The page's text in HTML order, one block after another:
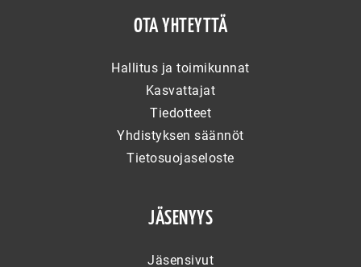
OTA YHTEYTTÄ
Hallitus ja toimikunnat
Kasvattajat
Tiedotteet
Yhdistyksen säännöt
Tietosuojaseloste
JÄSENYYS
Jäsensivut